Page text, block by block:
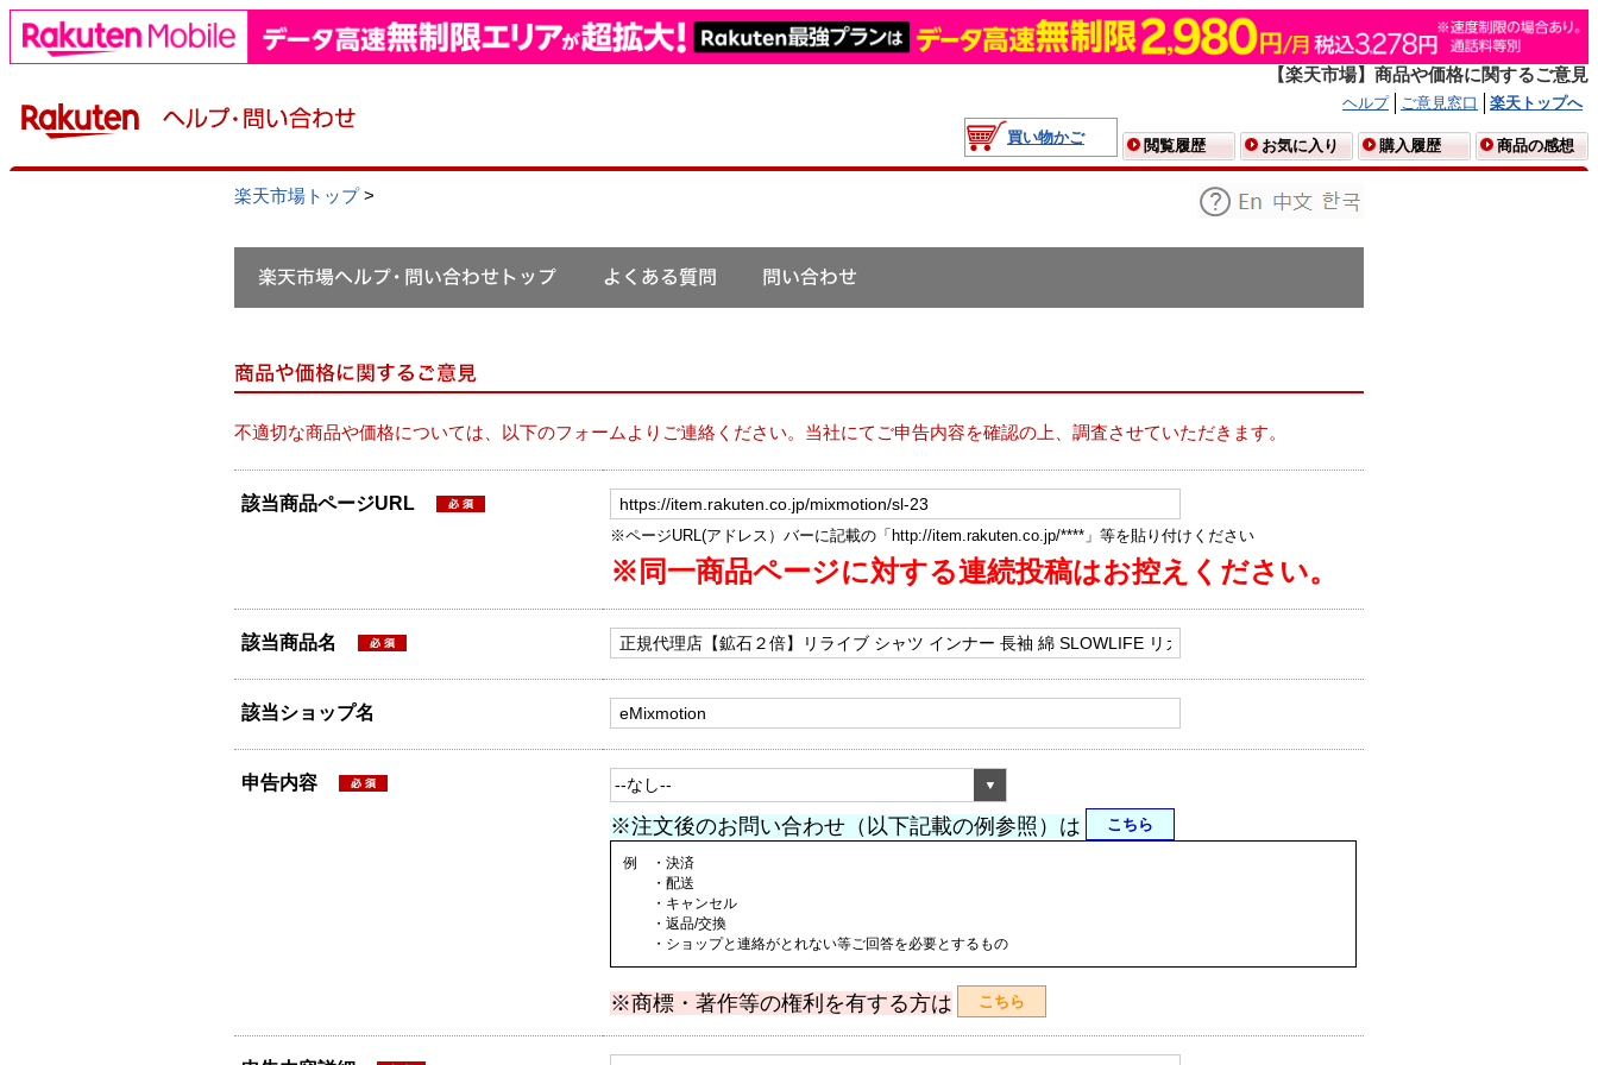
【楽天市場】商品や価格に関するご意見
ヘルプ ご意見窓口
楽天トップへ
買い物かご
閲覧履歴 お気に入り 購入履歴 商品の感想
楽天市場トップ>
不適切な商品や価格については、以下のフォームよりご連絡ください。当社にてご申告内容を確認の上、調査させていただきます。
該当商品ページURL
※ページURL(アドレス）バーに記載の「http://item.rakuten.co.jp/****」等を貼り付けください
※同一商品ページに対する連続投稿はお控えください。
該当商品名
該当ショップ名
申告内容
※注文後のお問い合わせ（以下記載の例参照）は こちら
例 ・決済
・配送
・キャンセル
・返品/交換
・ショップと連絡がとれない等ご回答を必要とするもの
※商標・著作等の権利を有する方は こちら